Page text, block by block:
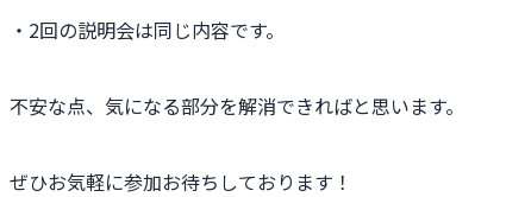
・2回の説明会は同じ内容です。
不安な点、気になる部分を解消できればと思います。
ぜひお気軽に参加お待ちしております！